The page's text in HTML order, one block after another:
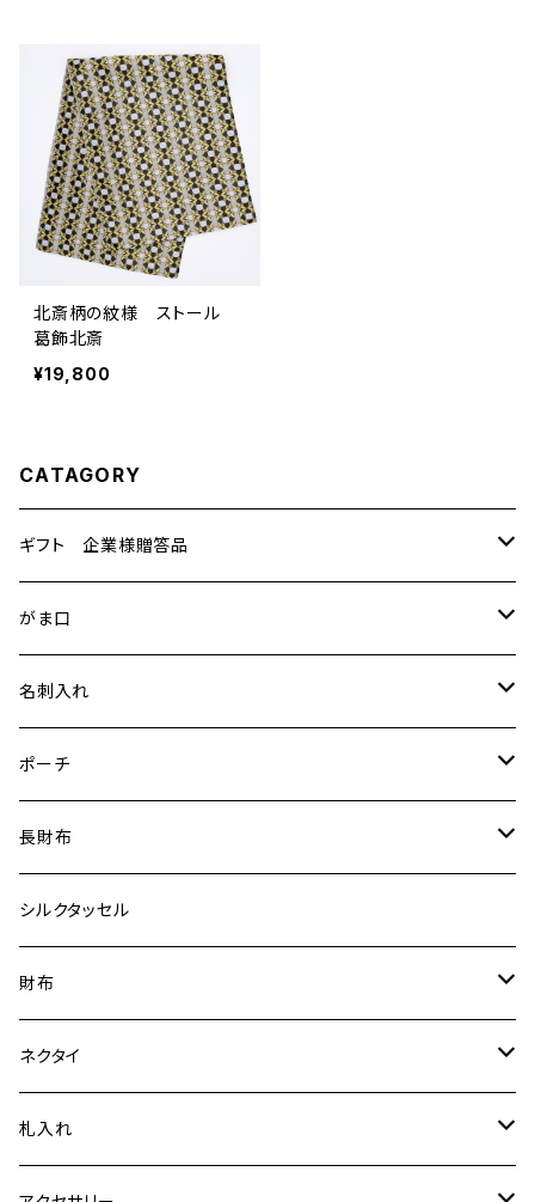
北斎柄の紋様 ストール
葛飾北斎
¥19,800
CATAGORY
ギフト 企業様贈答品
テーブルセンター
中
小
小物入
ポーチ
御朱印帳
ふくさ
オリジナルの紋様（企業様ロゴ等を用いて）でお仕立て。
がま口
特裂
普通裂
名刺入れ
特裂
普通裂
ポーチ
特裂
普通裂
長財布
特裂
普通裂
シルクタッセル
財布
特裂
普通裂
ネクタイ
特裂
札入れ